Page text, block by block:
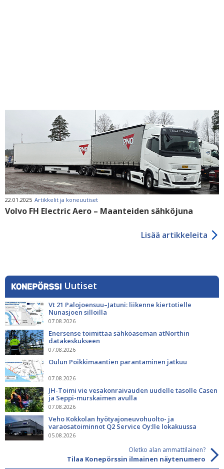
22.01.2025 Artikkelit ja koneuutiset
Volvo FH Electric Aero – Maanteiden sähköjuna
Lisää artikkeleita
Uutiset
Vt 21 Palojoensuu–Jatuni: liikenne kiertotielle
Nunasjoen silloilla
07.08.2026
Enersense toimittaa sähköaseman atNorthin
datakeskukseen
07.08.2026
Oulun Poikkimaantien parantaminen jatkuu
07.08.2026
JH-Toimi vie vesakonraivauden uudelle tasolle Casen
ja Seppi-murskaimen avulla
07.08.2026
Veho Kokkolan hyötyajoneuvohuolto- ja
varaosatoiminnot Q2 Service Oy:lle lokakuussa
05.08.2026
Oletko alan ammattilainen?
Tilaa Konepörssin ilmainen näytenumero